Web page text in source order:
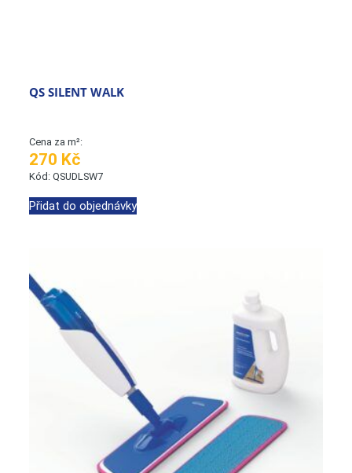
QS SILENT WALK
Cena za m²:
270 Kč
Kód: QSUDLSW7
Přidat do objednávky